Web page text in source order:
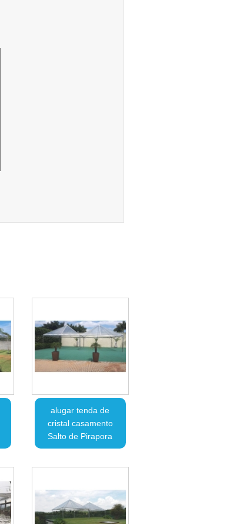
alugar tenda de
cristal casamento
Salto de Pirapora